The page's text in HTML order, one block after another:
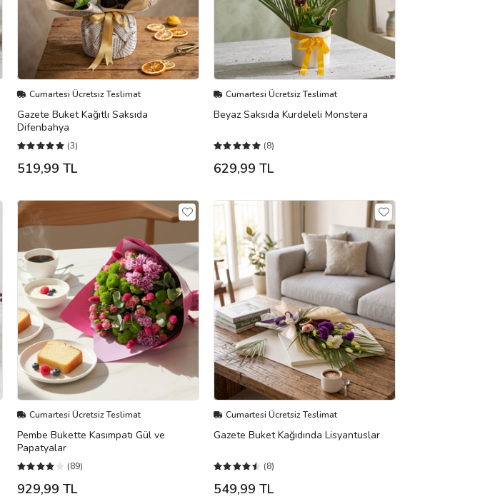
Cumartesi Ücretsiz Teslimat
Gazete Buket Kağıtlı Saksıda
Difenbahya
(3)
519,99 TL
Cumartesi Ücretsiz Teslimat
Beyaz Saksıda Kurdeleli Monstera
(8)
629,99 TL
Cumartesi Ücretsiz Teslimat
Pembe Bukette Kasımpatı Gül ve
Papatyalar
(89)
929,99 TL
Cumartesi Ücretsiz Teslimat
Gazete Buket Kağıdında Lisyantuslar
(8)
549,99 TL